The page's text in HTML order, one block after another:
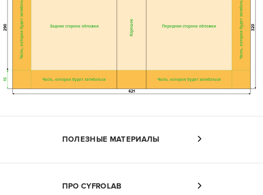
621
320
290
15
Часть, которая будет загибаться Часть, которая будет загибаться
Корешок
Часть, которая будет загибаться
Задняя сторона обложки
Часть, которая будет загибаться
Передняя сторона обложки
ПОЛЕЗНЫЕ МАТЕРИАЛЫ
ПРО CYFROLAB